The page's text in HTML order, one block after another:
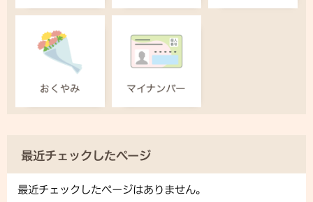
最近チェックしたページ
最近チェックしたページはありません。